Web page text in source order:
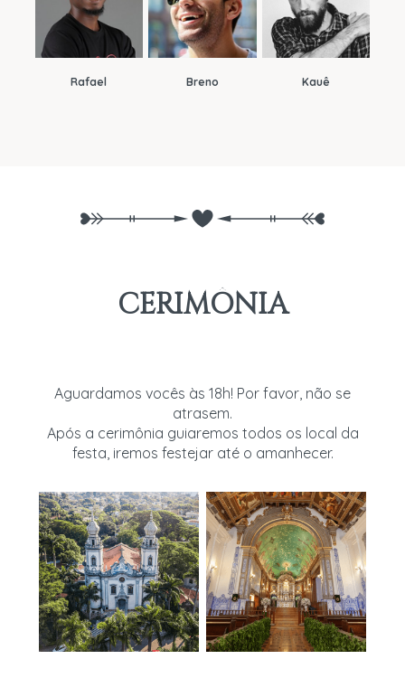
Rafael Breno Kauê
CERIMÔNIA
Aguardamos vocês às 18h! Por favor, não se
atrasem.
Após a cerimônia guiaremos todos os local da
festa, iremos festejar até o amanhecer.